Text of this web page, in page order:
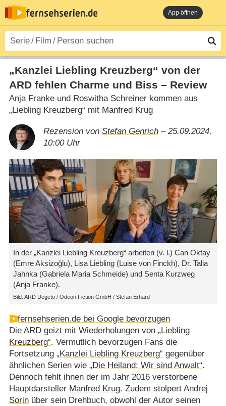
App öffnen
„Kanzlei Liebling Kreuzberg“ von der
ARD fehlen Charme und Biss – Review
Anja Franke und Roswitha Schreiner kommen aus
„Liebling Kreuzberg“ mit Manfred Krug
Rezension von Stefan Genrich– 25.09.2024,
10:00 Uhr
In der „Kanzlei Liebling Kreuzberg“ arbeiten (v. l.) Can Oktay
(Emre Aksizoğlu), Lisa Liebling (Luise von Finckh), Dr. Talia
Jahnka (Gabriela Maria Schmeide) und Senta Kurzweg
(Anja Franke).
Bild: ARD Degeto / Odeon Fiction GmbH / Stefan Erhard
fernsehserien.de bei Google bevorzugen
Die ARD geizt mit Wiederholungen von „Liebling
Kreuzberg“. Vermutlich bevorzugen Fans die
Fortsetzung „Kanzlei Liebling Kreuzberg“ gegenüber
ähnlichen Serien wie „Die Heiland: Wir sind Anwalt“.
Dennoch fehlt ihnen der im Jahr 2016 verstorbene
Hauptdarsteller Manfred Krug. Zudem stolpert Andrej
Sorinüber sein Drehbuch, obwohl der Autor seinen